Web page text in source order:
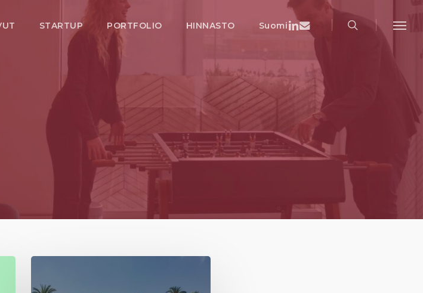
STARTUP PORTFOLIO HINNASTO SuomiLinkedin
Email
Menu